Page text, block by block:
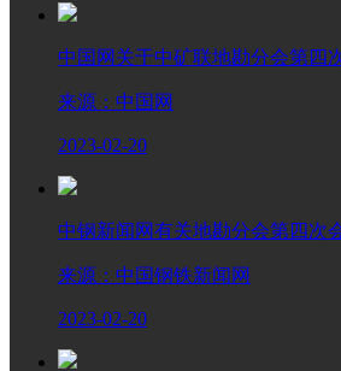
中国网关于中矿联地勘分会第四
来源：中国网
2023-02-20
中钢新闻网有关地勘分会第四次
来源：中国钢铁新闻网
2023-02-20